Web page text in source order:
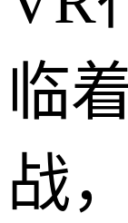
临
战